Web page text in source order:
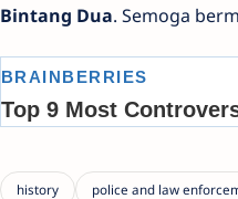
Bintang Dua. Semoga